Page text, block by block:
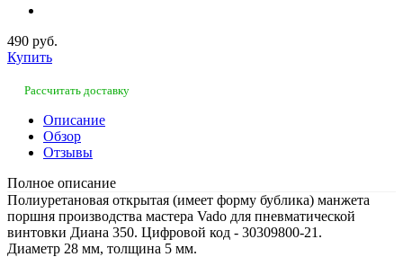
490 руб.
Купить
Рассчитать доставку
Описание
Обзор
Отзывы
Полное описание
Полиуретановая открытая (имеет форму бублика) манжета
поршня производства мастера Vado для пневматической
винтовки Диана 350. Цифровой код - 30309800-21.
Диаметр 28 мм, толщина 5 мм.